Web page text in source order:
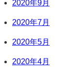
2020年9月
2020年7月
2020年5月
2020年4月